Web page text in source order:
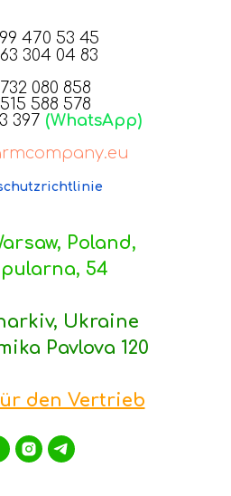
470 53 45
304 04 83
080 858
588 578
397 (WhatsApp)
Poland,
54
Ukraine
Pavlova 120
den Vertrieb